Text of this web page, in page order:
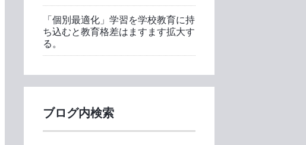
「個別最適化」学習を学校教育に持
ち込むと教育格差はますます拡大す
る。
ブログ内検索